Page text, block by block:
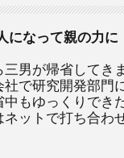
になって親の力に
男が帰省してき
社で研究開発部門
中もゆっくりでき
ネットで打ち合わ